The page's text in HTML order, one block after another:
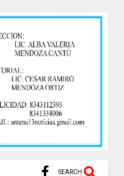
SEARCH